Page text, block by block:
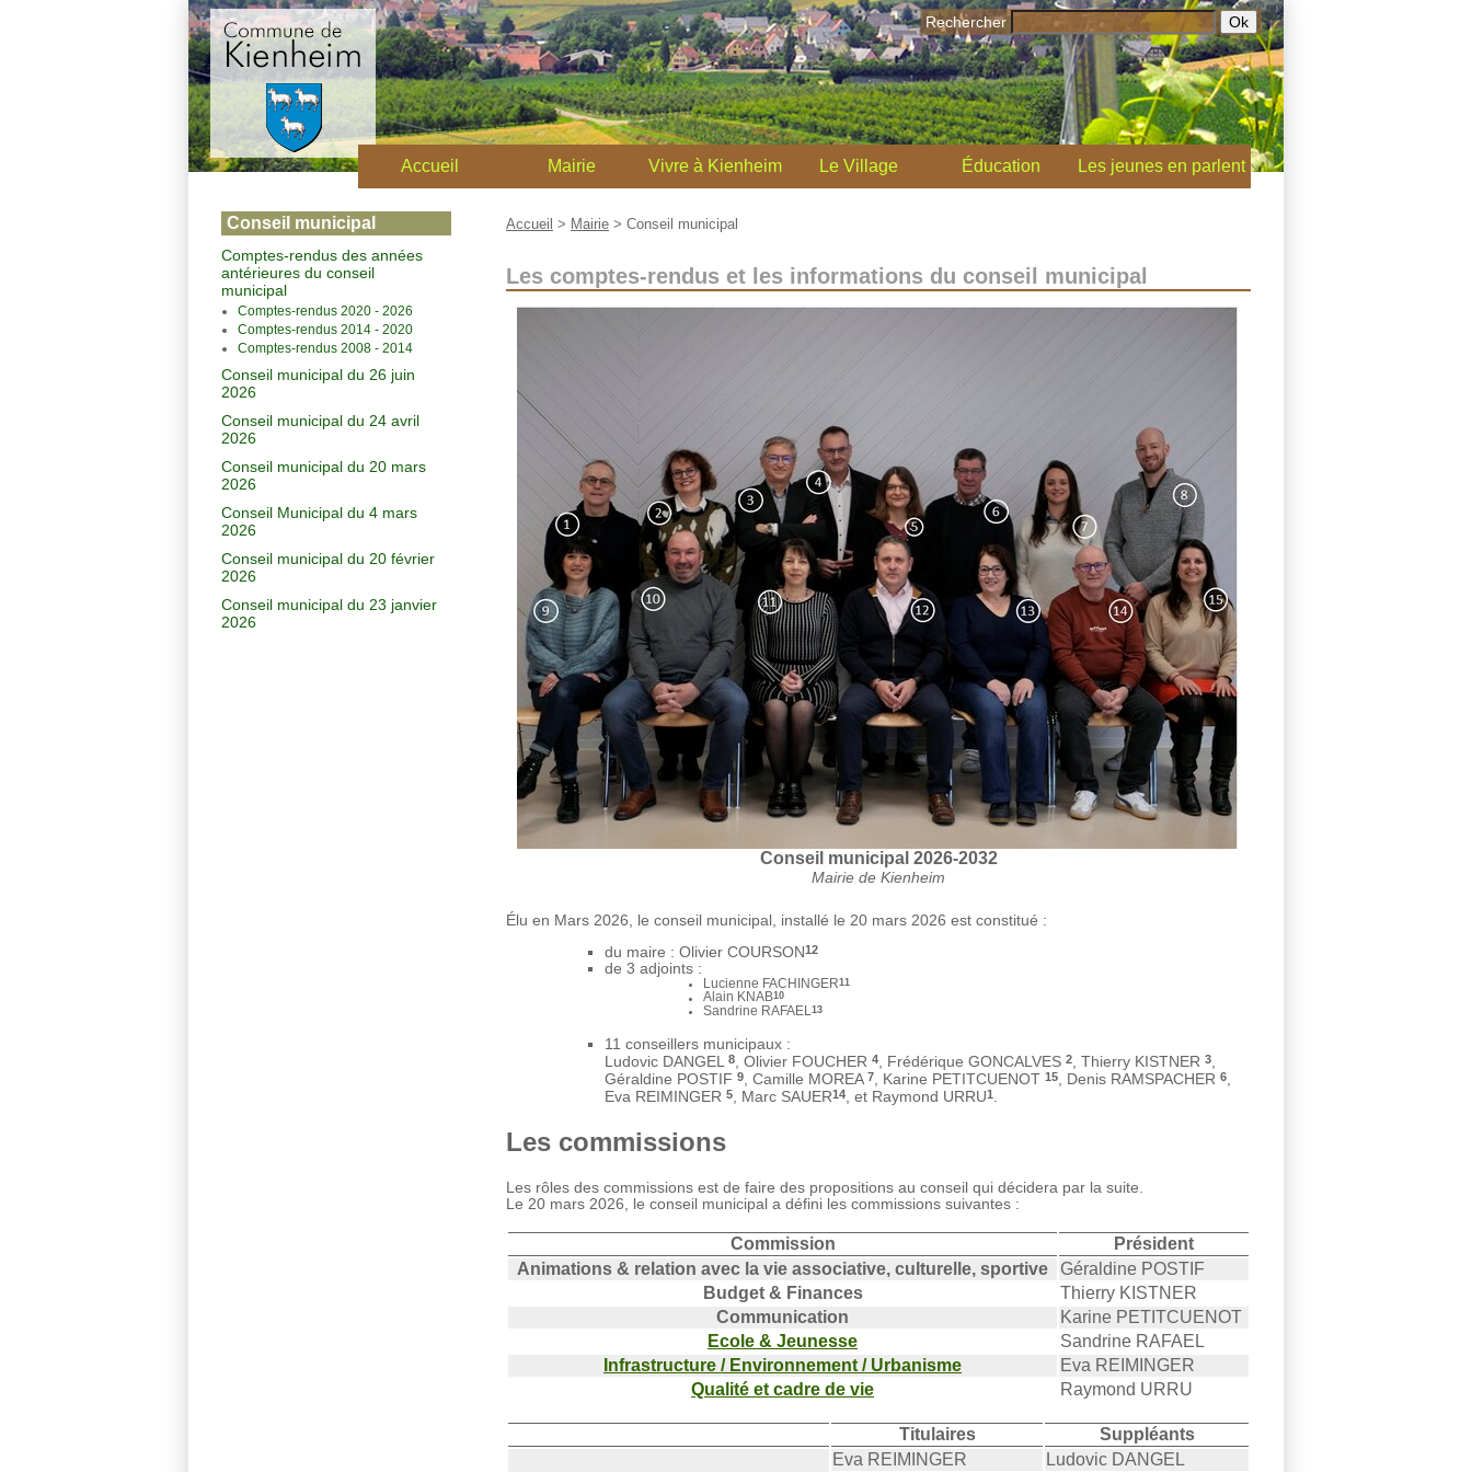
Rechercher
Accueil Mairie Vivre à Kienheim Le Village Éducation Les jeunes en parlent
Conseil municipal
Comptes-rendus des années
antérieures du conseil
municipal
Comptes-rendus 2020 - 2026
Comptes-rendus 2014 - 2020
Comptes-rendus 2008 - 2014
Conseil municipal du 26 juin
2026
Conseil municipal du 24 avril
2026
Conseil municipal du 20 mars
2026
Conseil Municipal du 4 mars
2026
Conseil municipal du 20 février
2026
Conseil municipal du 23 janvier
2026
Accueil > Mairie > Conseil municipal
Les comptes-rendus et les informations du conseil municipal
Conseil municipal 2026-2032
Mairie de Kienheim
Élu en Mars 2026, le conseil municipal, installé le 20 mars 2026 est constitué :
du maire : Olivier COURSON12
de 3 adjoints :
Lucienne FACHINGER11
Alain KNAB10
Sandrine RAFAEL 13
11 conseillers municipaux :
Ludovic DANGEL
8 , Olivier FOUCHER 4 , Frédérique GONCALVES 2 , Thierry KISTNER 3
Géraldine POSTIF 9 , Camille MOREA 7 , Karine PETITCUENOT 15 , Denis RAMSPACHER 6
Eva REIMINGER 5 , Marc SAUER14 , et Raymond URRU1
Les commissions
Les rôles des commissions est de faire des propositions au conseil qui décidera par la suite.
Le 20 mars 2026, le conseil municipal a défini les commissions suivantes :
Commission
Président
Animations & relation avec la vie associative, culturelle, sportive
Géraldine POSTIF
Budget & Finances
Thierry KISTNER
Communication
Karine PETITCUENOT
Ecole & Jeunesse
Sandrine RAFAEL
Infrastructure / Environnement / Urbanisme
Eva REIMINGER
Qualité et cadre de vie
Raymond URRU
Titulaires
Suppléants
Eva REIMINGER
Ludovic DANGEL